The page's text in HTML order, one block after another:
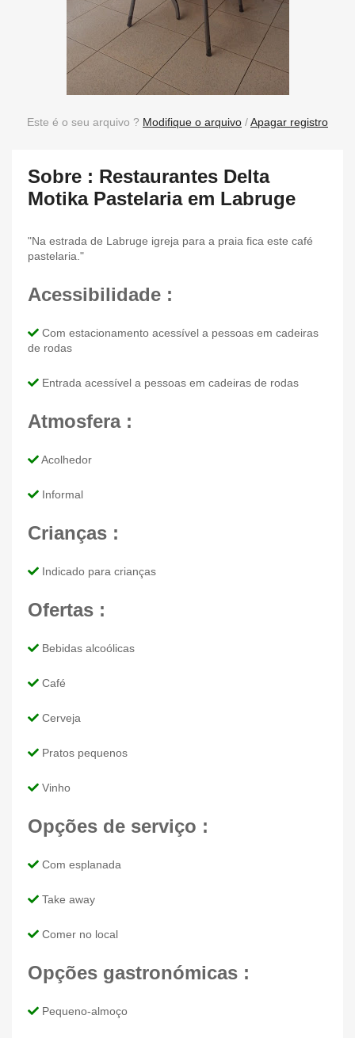
Este é o seu arquivo ? Modifique o arquivo /Apagar registro
Sobre : Restaurantes Delta
Motika Pastelaria em Labruge
"Na estrada de Labruge igreja para a praia fica este café
pastelaria."
Acessibilidade :
Com estacionamento acessível a pessoas em cadeiras
de rodas
Entrada acessível a pessoas em cadeiras de rodas
Atmosfera :
Acolhedor
Informal
Crianças :
Indicado para crianças
Ofertas :
Bebidas alcoólicas
Café
Cerveja
Pratos pequenos
Vinho
Opções de serviço :
Com esplanada
Take away
Comer no local
Opções gastronómicas :
Pequeno-almoço